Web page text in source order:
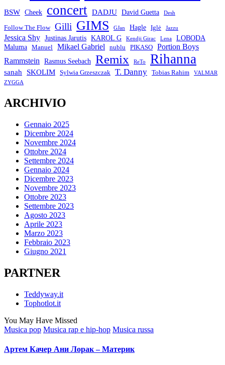
BSW Cheek concert DADJU David Guetta Desh
Follow The Flow Gilli GIMS GJan Hagle Iglė Jazzu
Jessica Shy Justinas Jarutis KAROL G Kendji Girac Lena LOBODA
Maluma Manuel Mikael Gabriel nublu PIKASO
Portion Boys
Rammstein
Rasmus Seebach Remix ReTo Rihanna
sanah SKOLIM Sylwia Grzeszczak T. Danny Tobias Rahim VALMAR
ZYGGA
ARCHIVIO
Gennaio 2025
Dicembre 2024
Novembre 2024
Ottobre 2024
Settembre 2024
Gennaio 2024
Dicembre 2023
Novembre 2023
Ottobre 2023
Settembre 2023
Agosto 2023
Aprile 2023
Marzo 2023
Febbraio 2023
Giugno 2021
PARTNER
Teddyway.it
Tophotlot.it
You May Have Missed
Posted
Musica pop Musica rap e hip-hop Musica russa
Артем Качер Ани Лорак – Материк